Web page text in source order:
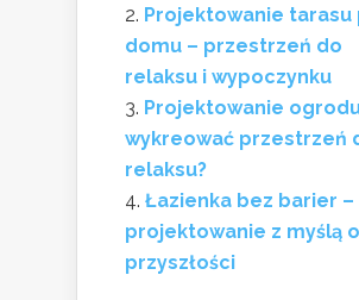
Projektowanie tarasu
domu – przestrzeń do
relaksu i wypoczynku
Projektowanie
wykreować przestrzeń
relaksu?
Łazienka bez barier –
projektowanie z myślą o
przyszłości